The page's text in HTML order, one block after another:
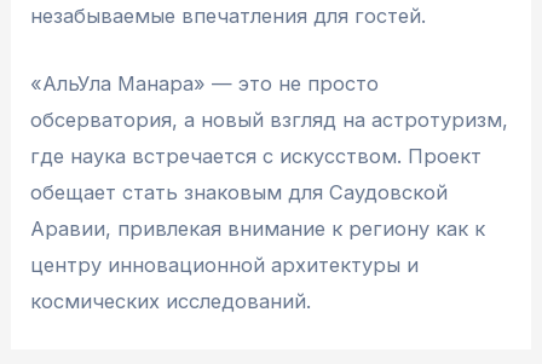
незабываемые впечатления для гостей.
«АльУла Манара» — это не просто
обсерватория, а новый взгляд на астротуризм,
где наука встречается с искусством. Проект
обещает стать знаковым для Саудовской
Аравии, привлекая внимание к региону как к
центру инновационной архитектуры и
космических исследований.